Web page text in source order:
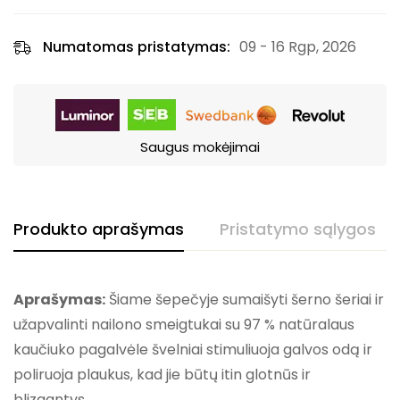
Numatomas pristatymas: 09 - 16 Rgp, 2026
Saugus mokėjimai
Produkto aprašymas Pristatymo sąlygos
Aprašymas: Šiame šepečyje sumaišyti šerno šeriai ir
užapvalinti nailono smeigtukai su 97 % natūralaus
kaučiuko pagalvėle švelniai stimuliuoja galvos odą ir
poliruoja plaukus, kad jie būtų itin glotnūs ir